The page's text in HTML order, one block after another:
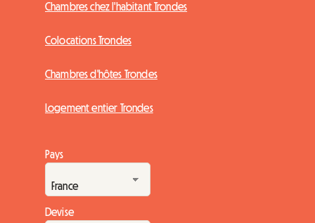
Chambres chez l'habitant Trondes
Colocations Trondes
Chambres d'hôtes Trondes
Logement entier Trondes
Pays
Devise